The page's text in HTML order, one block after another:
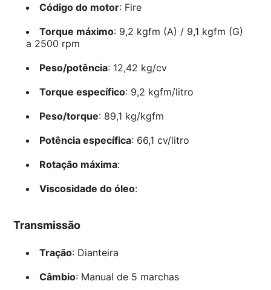
Código do motor: Fire
Torque máximo: 9,2 kgfm (A) / 9,1 kgfm (G)
a 2500 rpm
Peso/potência: 12,42 kg/cv
Torque específico: 9,2 kgfm/litro
Peso/torque: 89,1 kg/kgfm
Potência específica: 66,1 cv/litro
Rotação máxima:
Viscosidade do óleo:
Transmissão
Tração: Dianteira
Câmbio: Manual de 5 marchas